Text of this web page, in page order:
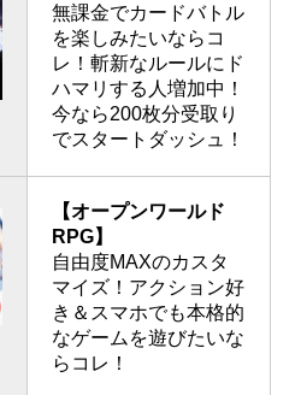
無課金でカードバトル
を楽しみたいならコ
レ！斬新なルールにド
ハマリする人増加中！
今なら200枚分受取り
でスタートダッシュ！
【オープンワールド
RPG】
自由度MAXのカスタ
マイズ！アクション好
き＆スマホでも本格的
なゲームを遊びたいな
らコレ！